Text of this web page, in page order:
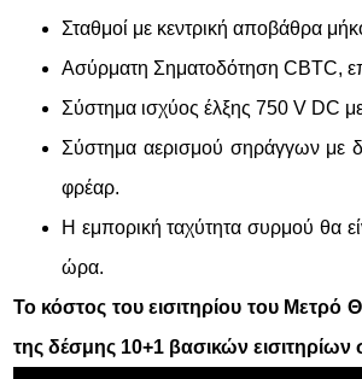
Σταθμοί με κεντρική αποβάθρα
Ασύρματη Σηματοδότηση CBTC,
Σύστημα ισχύος έλξης 750 V DC
Σύστημα αερισμού σηράγγων με
φρέαρ.
Η εμπορική ταχύτητα συρμού θα
ώρα.
Το κόστος του εισιτηρίου του Μετρό
της δέσμης 10+1 βασικών εισιτηρίων